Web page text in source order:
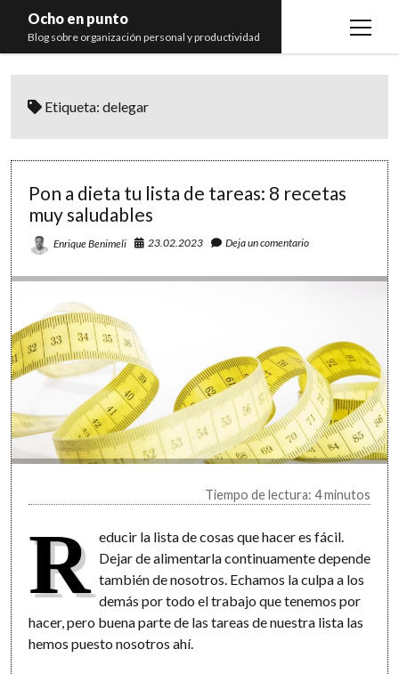
Ocho en punto
Blog sobre organización personal y productividad
open
Libros
Etiqueta:delegar
Pon a dieta tu lista de tareas: 8 recetas
muy saludables
Enrique Benimeli 23.02.2023 Deja un comentario
Tiempo de lectura: 4 minutos
R educir la lista de cosas que hacer es fácil.
Dejar de alimentarla continuamente depende
también de nosotros. Echamos la culpa a los
demás por todo el trabajo que tenemos por
hacer, pero buena parte de las tareas de nuestra lista las
hemos puesto nosotros ahí.